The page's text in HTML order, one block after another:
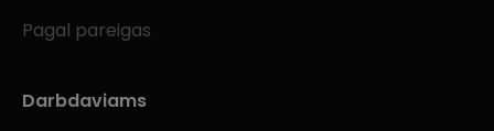
Pagal pareigas
Darbdaviams